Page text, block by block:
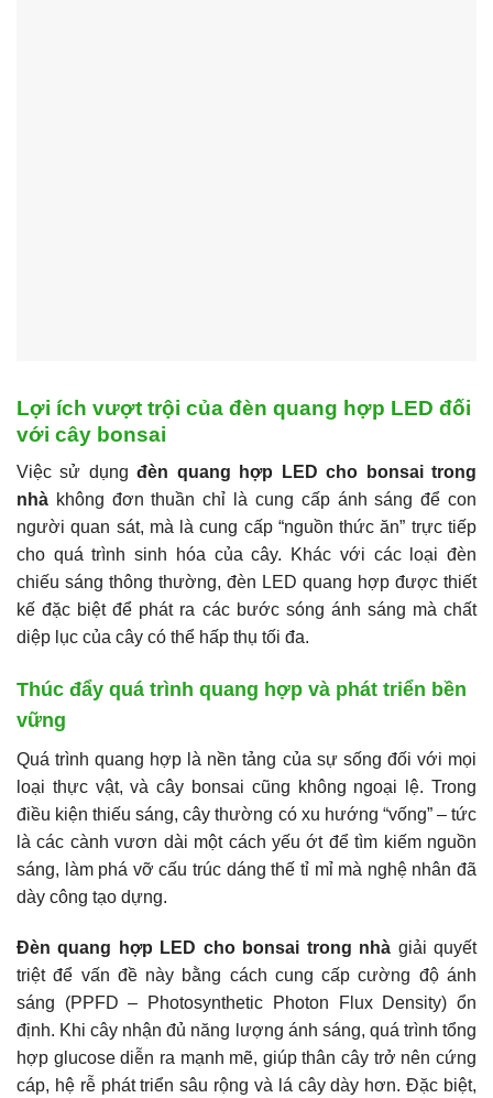
Lợi ích vượt trội của đèn quang hợp LED đối
với cây bonsai
Việc sử dụngđèn quang hợp LED cho bonsai trong
nhà không đơn thuần chỉ là cung cấp ánh sáng để con
người quan sát, mà là cung cấp “nguồn thức ăn” trực tiếp
cho quá trình sinh hóa của cây. Khác với các loại đèn
chiếu sáng thông thường, đèn LED quang hợp được thiết
kế đặc biệt để phát ra các bước sóng ánh sáng mà chất
diệp lục của cây có thể hấp thụ tối đa.
Thúc đẩy quá trình quang hợp và phát triển bền
vững
Quá trình quang hợp là nền tảng của sự sống đối với mọi
loại thực vật, và cây bonsai cũng không ngoại lệ. Trong
điều kiện thiếu sáng, cây thường có xu hướng “vống” – tức
là các cành vươn dài một cách yếu ớt để tìm kiếm nguồn
sáng, làm phá vỡ cấu trúc dáng thế tỉ mỉ mà nghệ nhân đã
dày công tạo dựng.
Đèn quang hợp LED cho bonsai trong nhà giải quyết
triệt để vấn đề này bằng cách cung cấp cường độ ánh
sáng (PPFD – Photosynthetic Photon Flux Density) ổn
định. Khi cây nhận đủ năng lượng ánh sáng, quá trình tổng
hợp glucose diễn ra mạnh mẽ, giúp thân cây trở nên cứng
cáp, hệ rễ phát triển sâu rộng và lá cây dày hơn. Đặc biệt,